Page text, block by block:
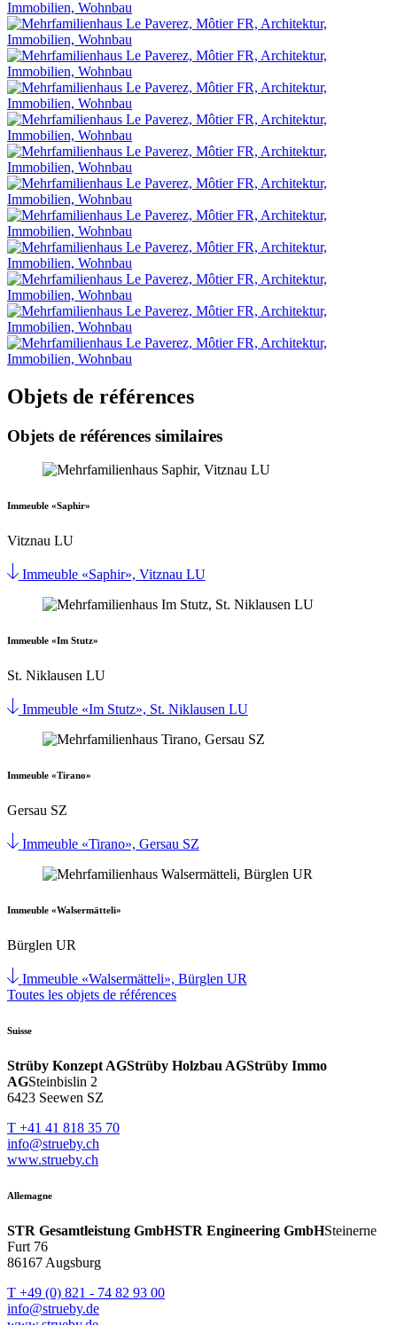
Objets de références
Objets de références similaires
Immeuble «Saphir»
Vitznau LU
Immeuble «Saphir», Vitznau LU
Immeuble «Im Stutz»
St. Niklausen LU
Immeuble «Im Stutz», St. Niklausen LU
Immeuble «Tirano»
Gersau SZ
Immeuble «Tirano», Gersau SZ
Immeuble «Walsermätteli»
Bürglen UR
Immeuble «Walsermätteli», Bürglen UR
Toutes les objets de références
Suisse
Strüby Konzept AGStrüby Holzbau AGStrüby Immo
AGSteinbislin 2
6423 Seewen SZ
T +41 41 818 35 70
info@strueby.ch
www.strueby.ch
Allemagne
STR Gesamtleistung GmbHSTR Engineering GmbHSteinerne
Furt 76
86167 Augsburg
T +49 (0) 821 - 74 82 93 00
info@strueby.de